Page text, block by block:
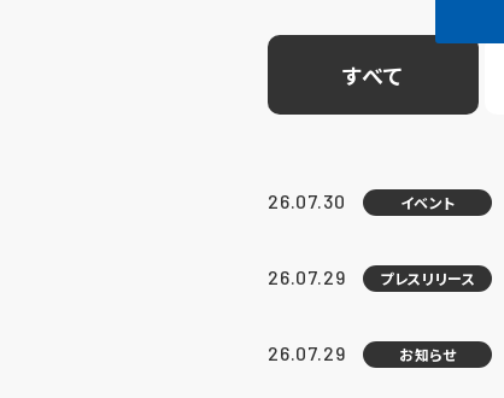
すべて
26.07.30 イベント
26.07.29 プレスリリース
26.07.29 お知らせ